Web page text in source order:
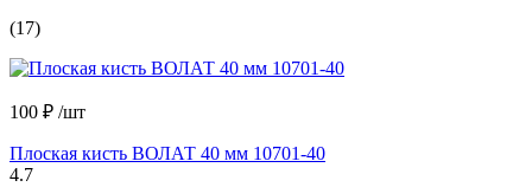
(17)
100 ₽ /шт
Плоская кисть ВОЛАТ 40 мм 10701-40
4.7